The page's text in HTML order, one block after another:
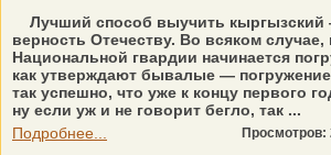
Лучший способ выучить кыргызский
верность Отечеству. Во всяком случае,
Национальной гвардии начинается
как утверждают бывалые —
так успешно, что уже к концу первого
ну если уж и не говорит бегло, так ...
Подробнее...
Просмотров: